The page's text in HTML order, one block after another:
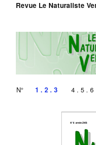
Revue Le Naturaliste
N° 1 . 2 . 34 . 5 .